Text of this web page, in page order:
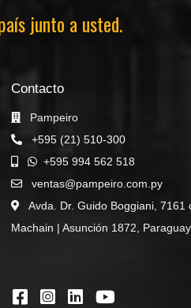
junto a usted.
Contacto
Pampeiro
+595 (21) 510-300
+595 994 562 518
ventas@pampeiro.com.py
Avda. Dr. Guido Boggiani, 7161
Machain | Asunción 1872, Paraguay